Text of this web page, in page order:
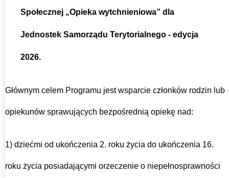
Społecznej „Opieka wytchnieniowa” dla
Jednostek Samorządu Terytorialnego - edycja
2026.
Głównym celem Programu jest wsparcie członków rodzin lub
opiekunów sprawujących bezpośrednią opiekę nad:
1) dziećmi od ukończenia 2. roku życia do ukończenia 16.
roku życia posiadającymi orzeczenie o niepełnosprawności